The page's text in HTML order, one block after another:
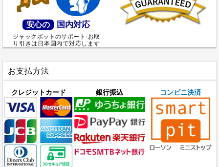
安心の 国内対応
ジャックポットのサポート·お取
り引きは日本国内で対応します
お支払方法
クレジットカード 銀行振込 コンビニ決済